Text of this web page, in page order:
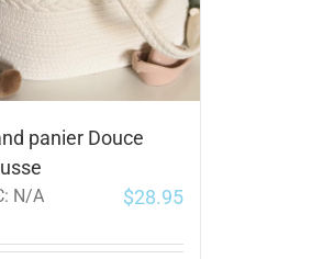
panier Douce
N/A $28.95